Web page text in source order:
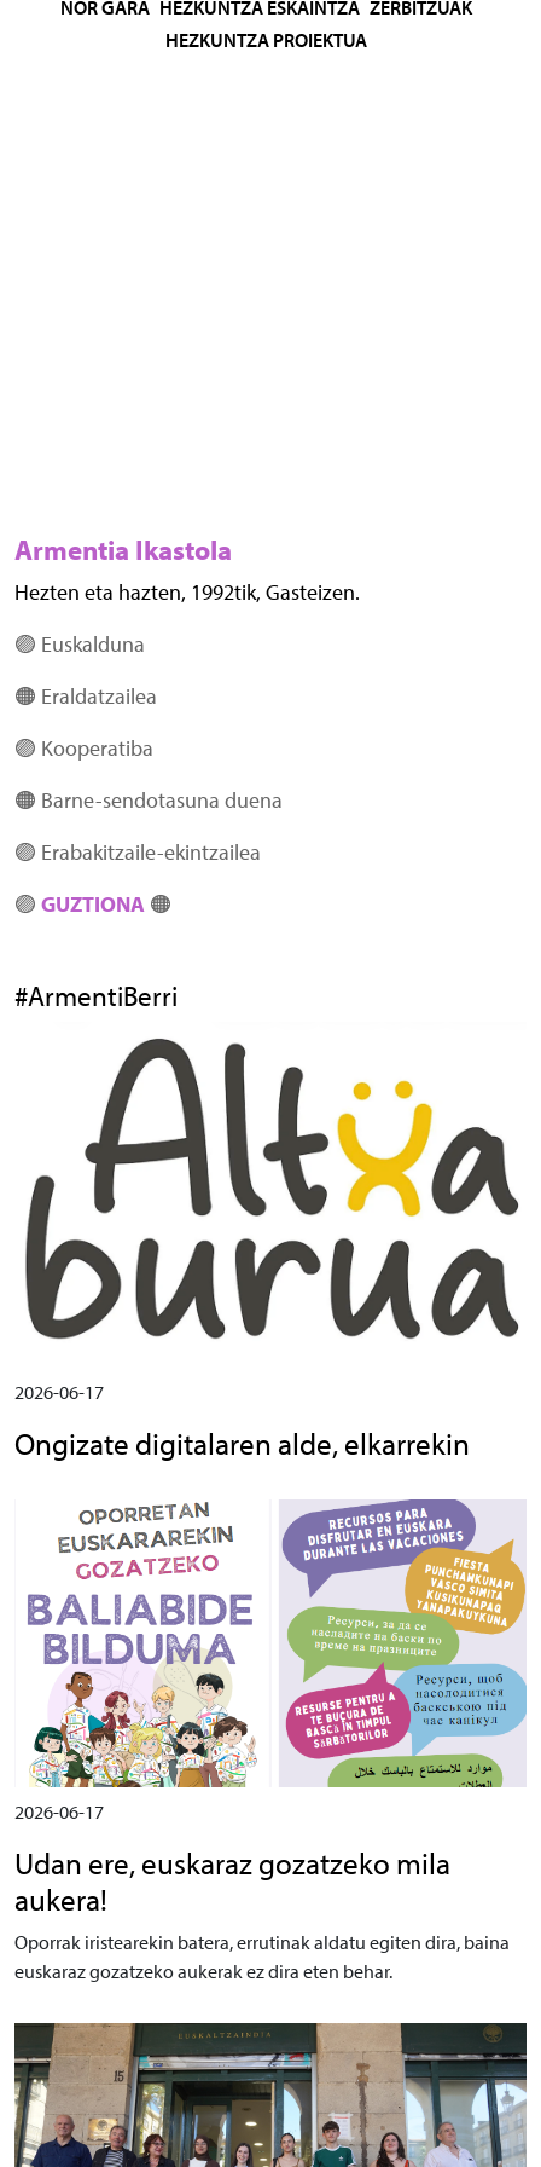
NOR GARA HEZKUNTZA ESKAINTZA ZERBITZUAK
HEZKUNTZA PROIEKTUA
Armentia Ikastola
Hezten eta hazten, 1992tik, Gasteizen.
🟣 Euskalduna
🟠 Eraldatzailea
🟣 Kooperatiba
🟠 Barne-sendotasuna duena
🟣 Erabakitzaile-ekintzailea
🟣 GUZTIONA 🟠
#ArmentiBerri
2026-06-17
Ongizate digitalaren alde, elkarrekin
2026-06-17
Udan ere, euskaraz gozatzeko mila
aukera!
Oporrak iristearekin batera, errutinak aldatu egiten dira, baina
euskaraz gozatzeko aukerak ez dira eten behar.
Irudia